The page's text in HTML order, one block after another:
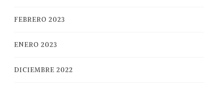
FEBRERO 2023
ENERO 2023
DICIEMBRE 2022